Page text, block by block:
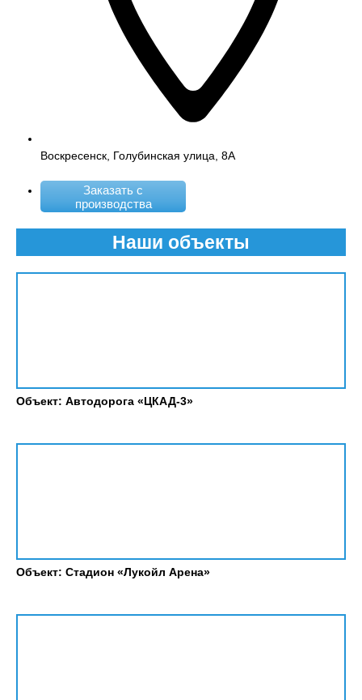
Воскресенск, Голубинская улица, 8А
Заказать с
производства
Наши объекты
Объект: Автодорога «ЦКАД-3»
Объект: Стадион «Лукойл Арена»